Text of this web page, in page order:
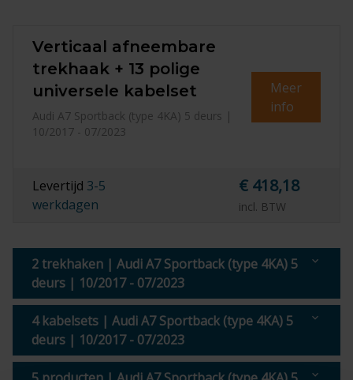
Verticaal afneembare
trekhaak + 13 polige
universele kabelset
Audi A7 Sportback (type 4KA) 5 deurs |
10/2017 - 07/2023
Meer
info
Levertijd 3-5
werkdagen
€ 418,18
incl. BTW
2 trekhaken | Audi A7 Sportback (type 4KA) 5
deurs | 10/2017 - 07/2023
4 kabelsets | Audi A7 Sportback (type 4KA) 5
deurs | 10/2017 - 07/2023